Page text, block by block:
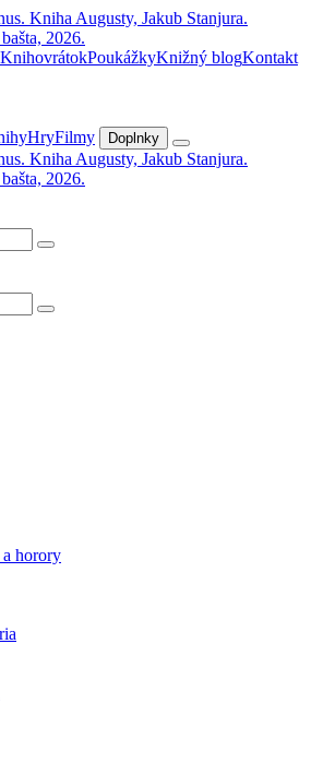
KnihovrátokPoukážkyKnižný blogKontakt
HryFilmy Doplnky
horory